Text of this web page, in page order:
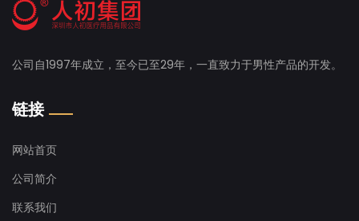
公司自1997年成立，至今已至29年，一直致力于男性产品的开发。
链接
网站首页
公司简介
联系我们